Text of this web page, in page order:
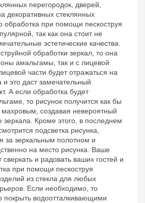
перегородок, дверей,
декоративных стеклянных
обработка при помощи пескоструя
так как она стоит не
эстетические качества.
обработки зеркал, то она
амальгамы, так и с лицевой
части будет отражаться на
это даст замечательный
А если обработка будет
то рисунок получится как бы
создавая невероятный
Кроме этого, в последнем
подсветка рисунка,
за зеркальным полотном и
на место рисунка. Ваше
и радовать ваших гостей и
при помощи пескоструя
из стекла для любых
Если необходимо, то
покрыть водоотталкивающими